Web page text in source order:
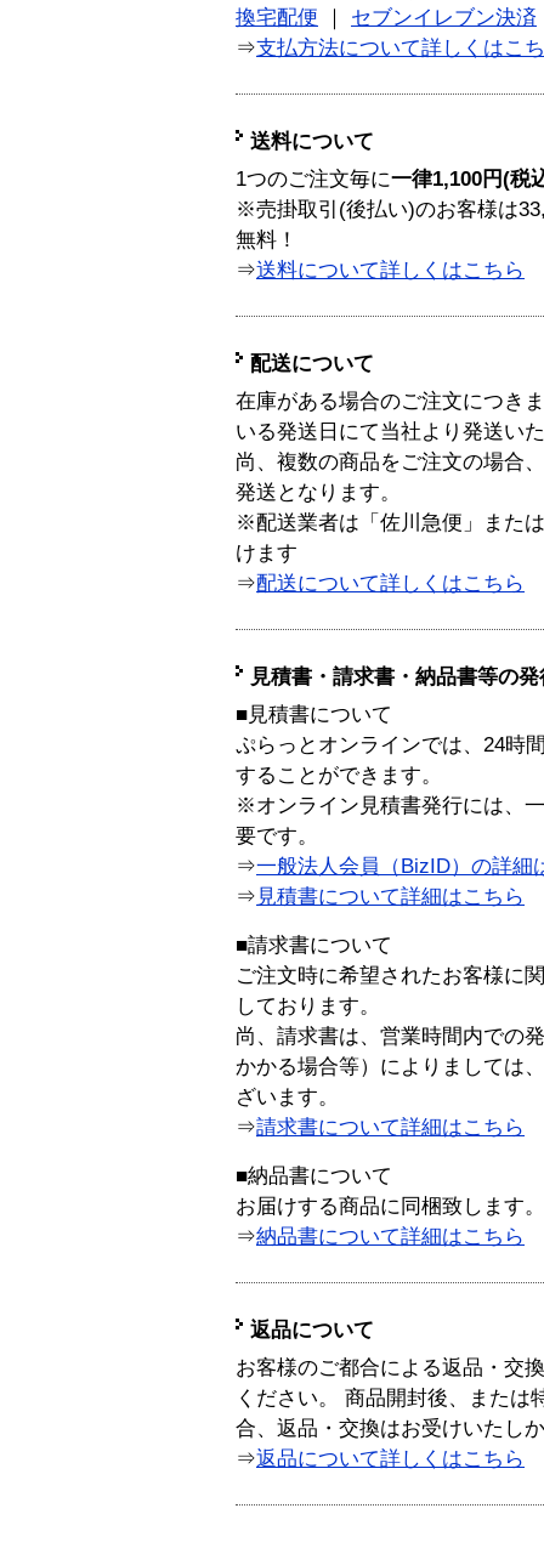
換宅配便
セブンイレブン決済
⇒支払方法について詳しくはこ
送料について
1つのご注文毎に一律1,100円(税
※売掛取引(後払い)のお客様は
無料！
⇒送料について詳しくはこちら
配送について
在庫がある場合のご注文につき
いる発送日にて当社より発送い
尚、複数の商品をご注文の場合
発送となります。
※配送業者は「佐川急便」また
けます
⇒配送について詳しくはこちら
見積書・請求書・納品書等の
■見積書について
ぷらっとオンラインでは、24時
することができます。
※オンライン見積書発行には、
要です。
⇒一般法人会員（BizID）の詳細
⇒ 見積書について詳細はこちら
■請求書について
ご注文時に希望されたお客様に
しております。
尚、請求書は、営業時間内での
かかる場合等）によりましては
ざいます。
⇒請求書について詳細はこちら
■納品書について
お届けする商品に同梱致します。
⇒納品書について詳細はこちら
返品について
お客様のご都合による返品・交
ください。 商品開封後、または
合、返品・交換はお受けいたし
⇒返品について詳しくはこちら